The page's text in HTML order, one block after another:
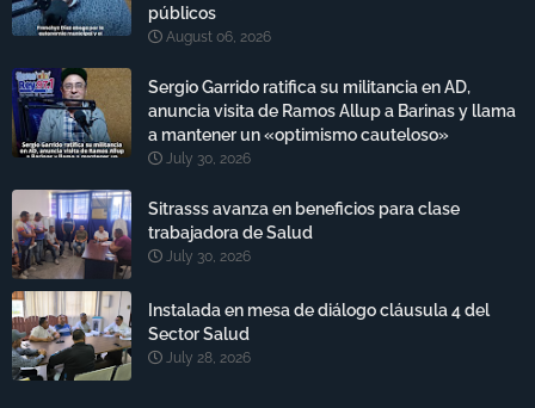
públicos
August 06, 2026
Sergio Garrido ratifica su militancia en AD,
anuncia visita de Ramos Allup a Barinas y llama
a mantener un «optimismo cauteloso»
July 30, 2026
Sitrasss avanza en beneficios para clase
trabajadora de Salud
July 30, 2026
Instalada en mesa de diálogo cláusula 4 del
Sector Salud
July 28, 2026